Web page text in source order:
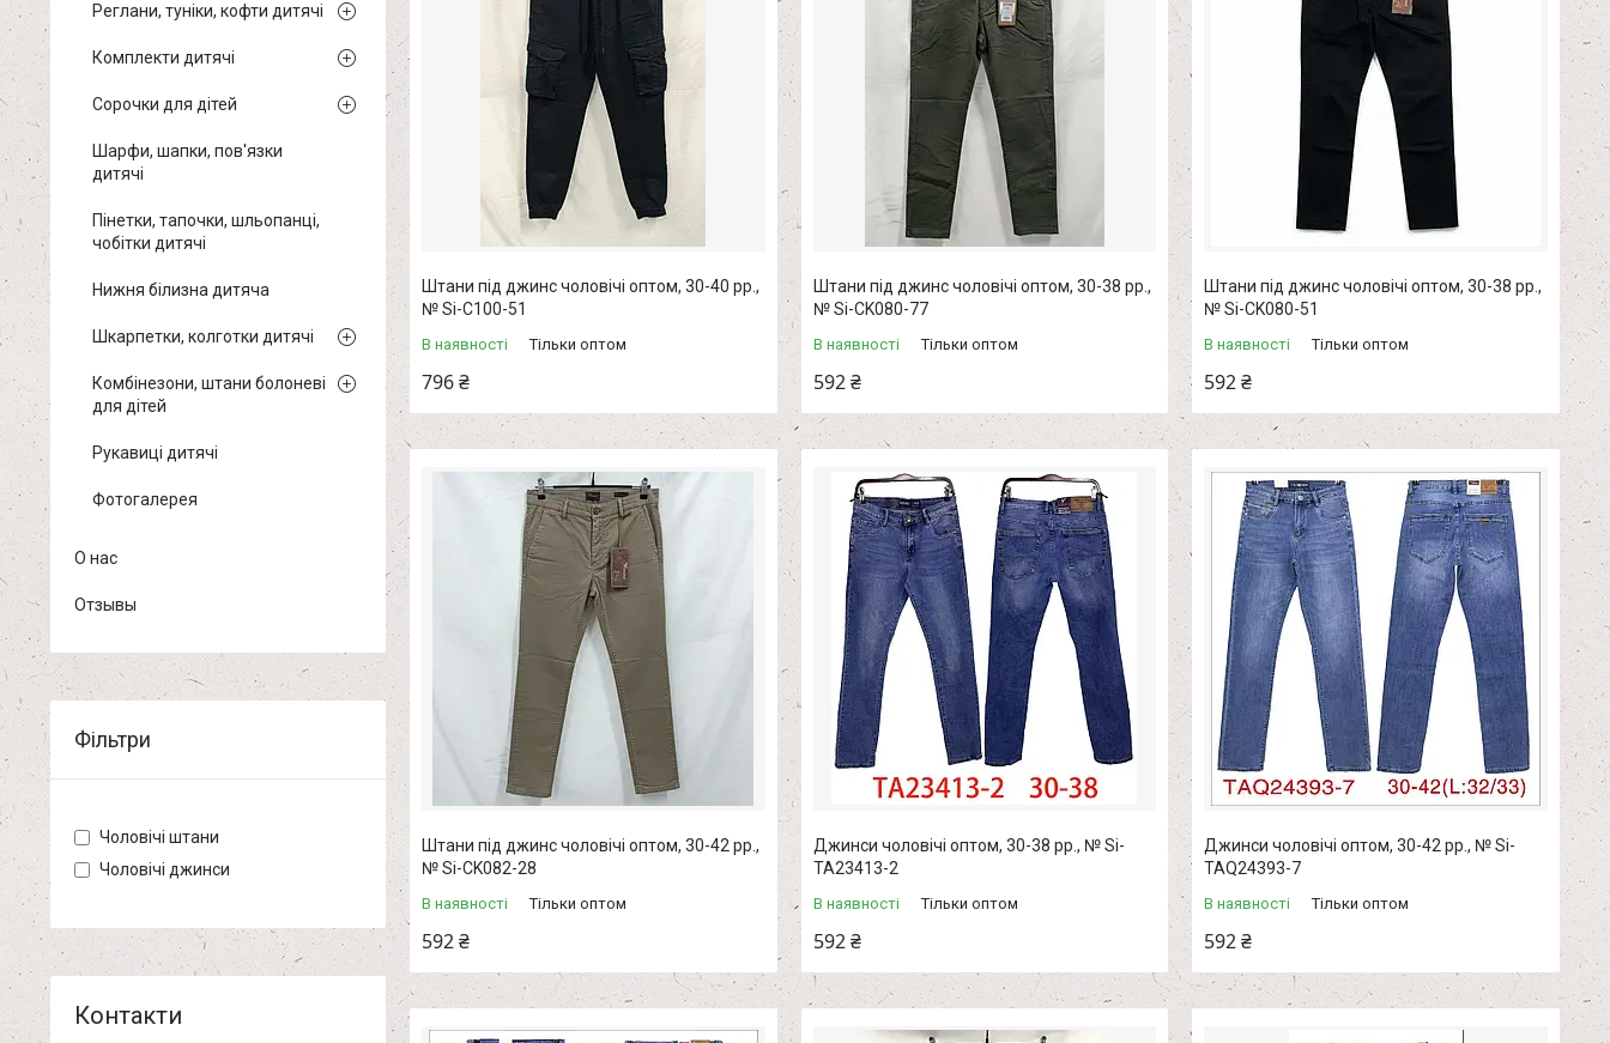
Штани під джинс чоловічі оптом, 30-40 рр.,
№ Si-C100-51
В наявності Тільки оптом
796 ₴
Штани під джинс чоловічі оптом, 30-38 рр.,
№ Si-CK080-77
В наявності Тільки оптом
592 ₴
Штани під джинс чоловічі оптом, 30-38 рр.,
№ Si-CK080-51
В наявності Тільки оптом
592 ₴
Штани під джинс чоловічі оптом, 30-42 рр.,
№ Si-CK082-28
В наявності Тільки оптом
592 ₴
Джинси чоловічі оптом, 30-38 рр., № Si-
TA23413-2
В наявності Тільки оптом
592 ₴
Джинси чоловічі оптом, 30-42 рр., № Si-
TAQ24393-7
В наявності Тільки оптом
592 ₴
Реглани, туніки, кофти дитячі
Комплекти дитячі
Сорочки для дітей
Шарфи, шапки, пов'язки
дитячі
Пінетки, тапочки, шльопанці,
чобітки дитячі
Нижня білизна дитяча
Шкарпетки, колготки дитячі
Комбінезони, штани болоневі
для дітей
Рукавиці дитячі
Фотогалерея
О нас
Отзывы
Фільтри
Чоловічі штани
Чоловічі джинси